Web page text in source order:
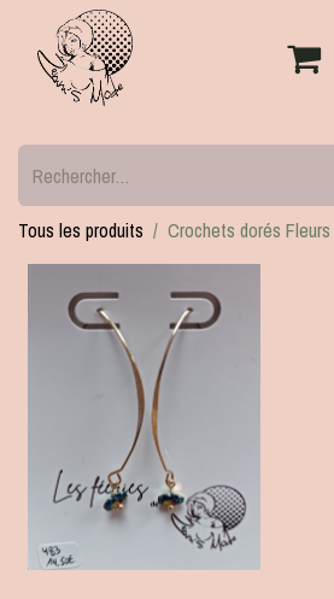
Tous les produits Crochets dorés